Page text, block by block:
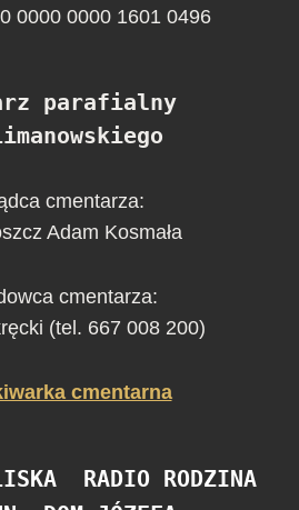
0000 0000 1601 0496
parafialny
cmentarza:
Adam Kosmała
cmentarza:
(tel. 667 008 200)
cmentarna
RADIO RODZINA